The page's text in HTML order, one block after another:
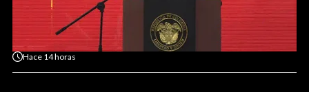
Hace 14 horas